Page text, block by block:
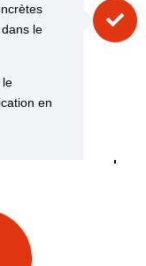

le
le
en